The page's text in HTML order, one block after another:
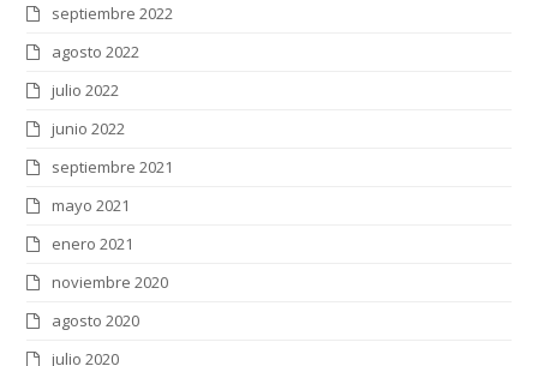
septiembre 2022
agosto 2022
julio 2022
junio 2022
septiembre 2021
mayo 2021
enero 2021
noviembre 2020
agosto 2020
julio 2020